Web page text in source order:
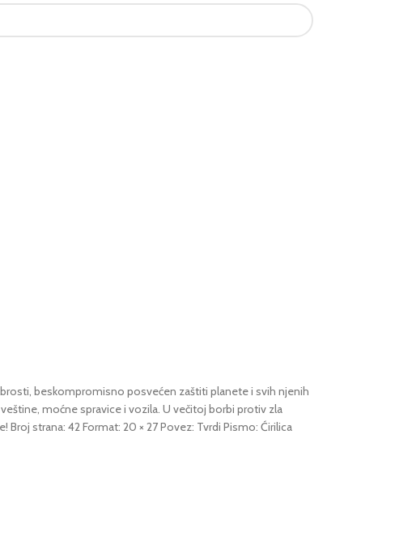
beskompromisno posvećen zaštiti planete i svih njenih
moćne spravice i vozila. U večitoj borbi protiv zla
strana: 42 Format: 20 × 27 Povez: Tvrdi Pismo: Ćirilica